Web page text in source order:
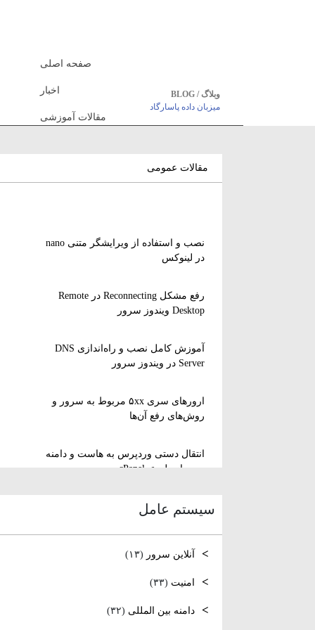
وبلاگ / BLOG
میزبان داده پاسارگاد
صفحه اصلی
اخبار
مقالات آموزشی
مقالات عمومی
نصب و استفاده از ویرایشگر متنی nano
در لینوکس
رفع مشکل Reconnecting در Remote
Desktop ویندوز سرور
آموزش کامل نصب و راه‌اندازی DNS
Server در ویندوز سرور
ارورهای سری ۵xx مربوط به سرور و
روش‌های رفع آن‌ها
انتقال دستی وردپرس به هاست و دامنه
جدید از طریق cPanel
سیستم عامل
آنلاین سرور (۱۳)
امنیت (۳۳)
دامنه بین المللی (۳۲)